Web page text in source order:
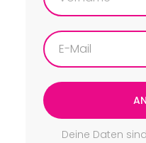
Deine Daten